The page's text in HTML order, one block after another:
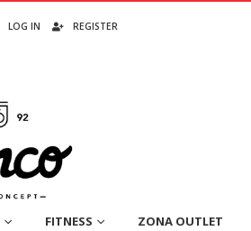
LOG IN REGISTER
FITNESS ZONA OUTLET